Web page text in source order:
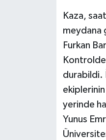
Kaza,
meydana
Furkan
durabildi.
yerinde
Yunus